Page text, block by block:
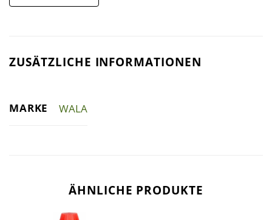
ZUSÄTZLICHE INFORMATIONEN
MARKE WALA
ÄHNLICHE PRODUKTE